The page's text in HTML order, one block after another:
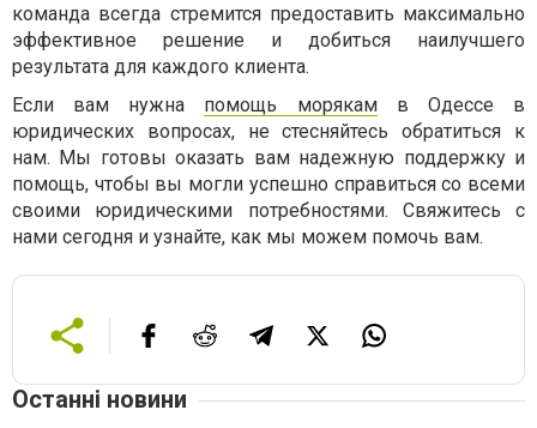
команда всегда стремится предоставить максимально
эффективное решение и добиться наилучшего
результата для каждого клиента.
Если вам нужна помощь морякамв Одессе в
юридических вопросах, не стесняйтесь обратиться к
нам. Мы готовы оказать вам надежную поддержку и
помощь, чтобы вы могли успешно справиться со всеми
своими юридическими потребностями. Свяжитесь с
нами сегодня и узнайте, как мы можем помочь вам.
Останні новини